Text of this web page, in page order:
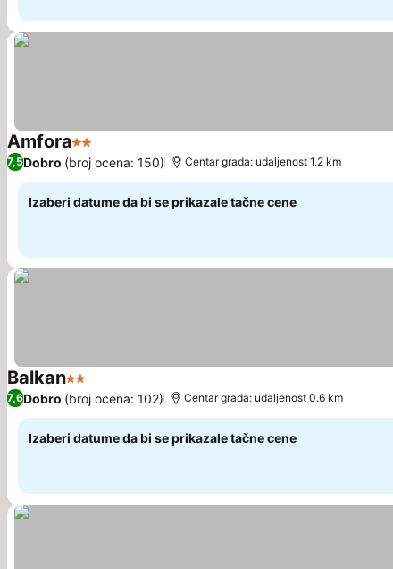
Amfora2 ZvezdicePogledaj cene
7,5Dobro (broj ocena: 150) Centar grada: udaljenost 1.2 km
Izaberi datume da bi se prikazale tačne cene
Balkan2 ZvezdicePogledaj cene
7,6Dobro (broj ocena: 102) Centar grada: udaljenost 0.6 km
Izaberi datume da bi se prikazale tačne cene